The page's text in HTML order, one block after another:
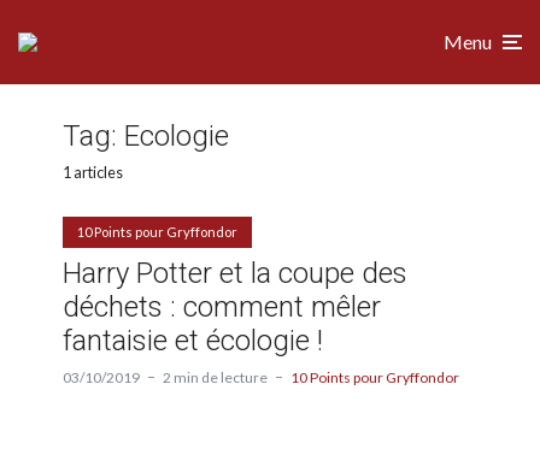
Menu
Tag: Ecologie
1 articles
10 Points pour Gryffondor
Harry Potter et la coupe des
déchets : comment mêler
fantaisie et écologie !
03/10/2019 2 min de lecture 10 Points pour Gryffondor